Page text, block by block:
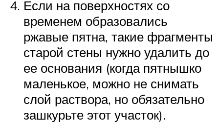
Если на поверхностях со
временем образовались
ржавые пятна, такие фрагменты
старой стены нужно удалить до
ее основания (когда пятнышко
маленькое, можно не снимать
слой раствора, но обязательно
зашкурьте этот участок).